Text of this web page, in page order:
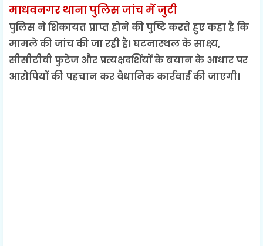
माधवनगर थाना पुलिस जांच में जुटी
पुलिस ने शिकायत प्राप्त होने की पुष्टि करते हुए कहा है कि
मामले की जांच की जा रही है। घटनास्थल के साक्ष्य,
सीसीटीवी फुटेज और प्रत्यक्षदर्शियों के बयान के आधार पर
आरोपियों की पहचान कर वैधानिक कार्रवाई की जाएगी।